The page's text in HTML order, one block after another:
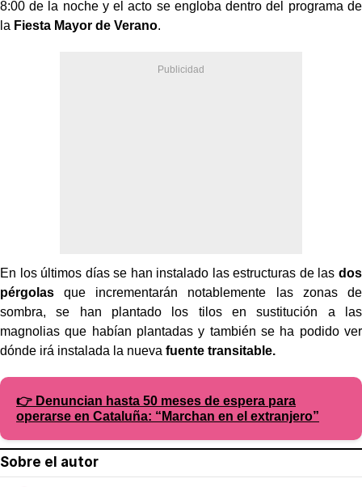
8:00 de la noche y el acto se engloba dentro del programa de
la Fiesta Mayor de Verano.
En los últimos días se han instalado las estructuras de las dos
pérgolas que incrementarán notablemente las zonas de
sombra, se han plantado los tilos en sustitución a las
magnolias que habían plantadas y también se ha podido ver
dónde irá instalada la nueva fuente transitable.
👉 Denuncian hasta 50 meses de espera para
operarse en Cataluña: “Marchan en el extranjero”
Sobre el autor